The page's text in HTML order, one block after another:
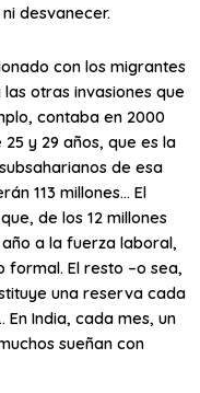
desvanecer.
con los migrantes
otras invasiones que
contaba en 2000
y 29 años, que es la
de esa
113 millones… El
de los 12 millones
a la fuerza laboral,
formal. El resto –o sea,
una reserva cada
India, cada mes, un
sueñan con